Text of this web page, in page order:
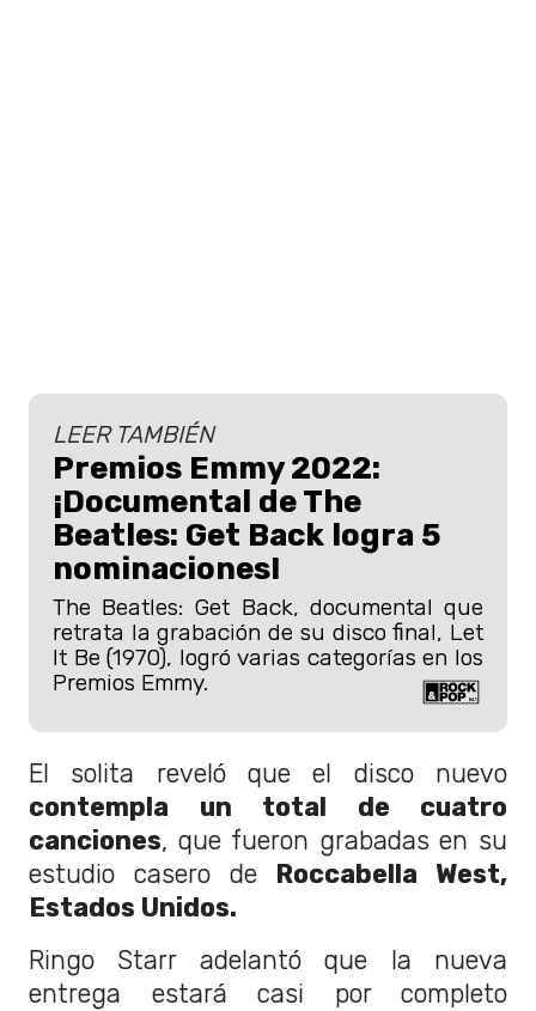
LEER TAMBIÉN
Premios Emmy 2022:
¡Documental de The
Beatles: Get Back logra 5
nominaciones!
The Beatles: Get Back, documental que
retrata la grabación de su disco final, Let
It Be (1970), logró varias categorías en los
Premios Emmy.
El solita reveló que el disco nuevo
contempla un total de cuatro
canciones, que fueron grabadas en su
estudio casero de Roccabella West,
Estados Unidos.
Ringo Starr adelantó que la nueva
entrega estará casi por completo